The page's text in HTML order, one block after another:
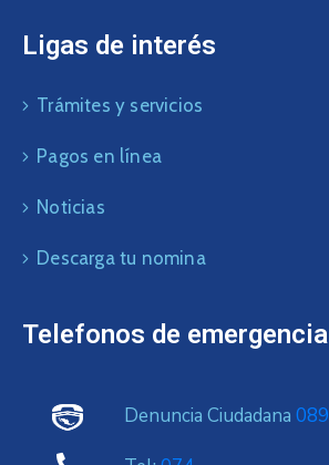
Ligas de interés
Trámites y servicios
Pagos en línea
Noticias
Descarga tu nomina
Telefonos de emergencia
Denuncia Ciudadana 089